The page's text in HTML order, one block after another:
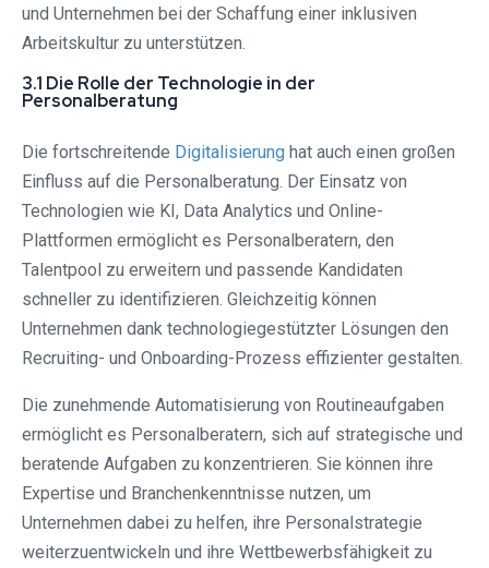
und Unternehmen bei der Schaffung einer inklusiven
Arbeitskultur zu unterstützen.
3.1 Die Rolle der Technologie in der
Personalberatung
Die fortschreitende Digitalisierung hat auch einen großen
Einfluss auf die Personalberatung. Der Einsatz von
Technologien wie KI, Data Analytics und Online-
Plattformen ermöglicht es Personalberatern, den
Talentpool zu erweitern und passende Kandidaten
schneller zu identifizieren. Gleichzeitig können
Unternehmen dank technologiegestützter Lösungen den
Recruiting- und Onboarding-Prozess effizienter gestalten.
Die zunehmende Automatisierung von Routineaufgaben
ermöglicht es Personalberatern, sich auf strategische und
beratende Aufgaben zu konzentrieren. Sie können ihre
Expertise und Branchenkenntnisse nutzen, um
Unternehmen dabei zu helfen, ihre Personalstrategie
weiterzuentwickeln und ihre Wettbewerbsfähigkeit zu